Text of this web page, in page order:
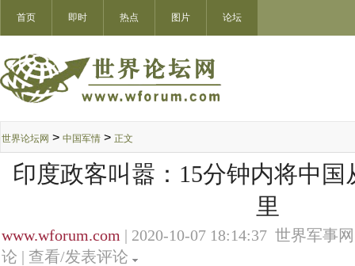
首页 即时 热点 图片 论坛
世界论坛网 > 中国军情 > 正文
印度政客叫嚣：15分钟内将中国
里
www.wforum.com | 2020-10-07 18:14:37 世界军事
论 | 查看/发表评论